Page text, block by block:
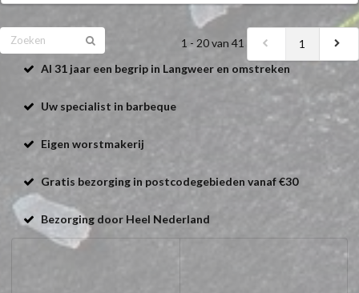
1 - 20 van 41
1
Al 31 jaar een begrip in Langweer en omstreken
Uw specialist in barbeque
Eigen worstmakerij
Gratis bezorging in postcodegebieden vanaf €30
Bezorging door Heel Nederland